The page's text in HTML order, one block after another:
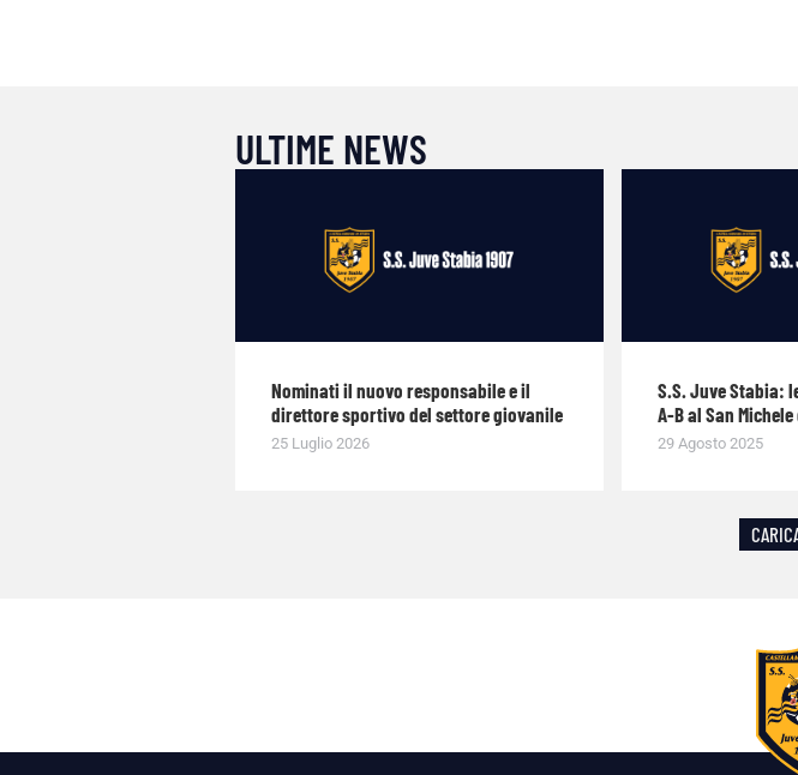
ULTIME NEWS
Nominati il nuovo responsabile e il
direttore sportivo del settore giovanile
25 Luglio 2026
S.S. Juve Stabia:
A-B al San
29 Agosto 2025